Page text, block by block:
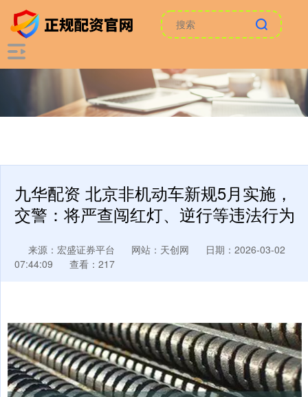
九华配资 北京非机动车新规5月实施，
交警：将严查闯红灯、逆行等违法行为
来源：宏盛证券平台 网站：天创网
日期：2026-03-02
07:44:09
查看：217